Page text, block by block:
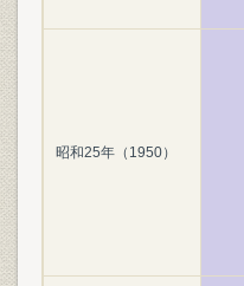
昭和25年（1950）